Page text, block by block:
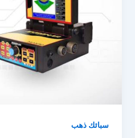
سبائك ذهب